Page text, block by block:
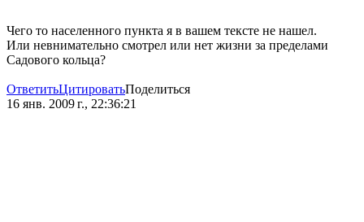
Чего то населенного пункта я в вашем тексте не нашел.
Или невнимательно смотрел или нет жизни за пределами
Садового кольца?
ОтветитьЦитироватьПоделиться
16 янв. 2009 г., 22:36:21